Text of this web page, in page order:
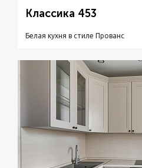
Классика 453
Белая кухня в стиле Прованс
Подробнее